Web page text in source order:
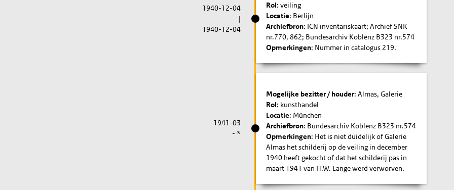
1940-12-04
|
1940-12-04
Rol: veiling
Locatie: Berlijn
Archiefbron: ICN inventariskaart; Archief SNK
nr.770, 862; Bundesarchiv Koblenz B323 nr.574
Opmerkingen: Nummer in catalogus 219.
1941-03
- *
Mogelijke bezitter / houder: Almas, Galerie
Rol: kunsthandel
Locatie: München
Archiefbron: Bundesarchiv Koblenz B323 nr.574
Opmerkingen: Het is niet duidelijk of Galerie
Almas het schilderij op de veiling in december
1940 heeft gekocht of dat het schilderij pas in
maart 1941 van H.W. Lange werd verworven.